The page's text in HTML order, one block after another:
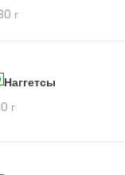
г
Наггетсы
г